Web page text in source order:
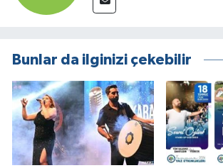
Bunlar da ilginizi çekebilir